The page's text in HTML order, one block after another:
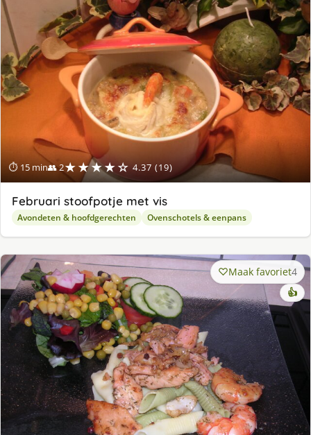
⏱ 15 min👥 2★★★★☆ 4.37 (19)
Februari stoofpotje met vis
Avondeten & hoofdgerechten Ovenschotels & eenpans
Maak favoriet4
👍